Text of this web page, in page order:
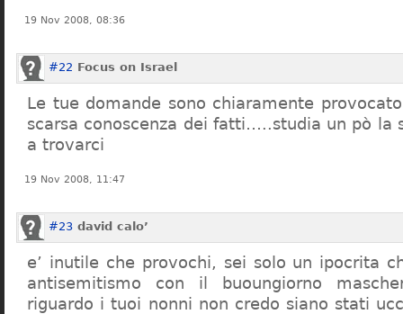
19 Nov 2008, 08:36
#22 Focus on Israel
Le tue domande sono chiaramente
scarsa conoscenza dei fatti…..studia un pò la
a trovarci
19 Nov 2008, 11:47
#23 david calo’
e’ inutile che provochi, sei solo un ipocrita
antisemitismo con il buoungiorno
riguardo i tuoi nonni non credo siano stati